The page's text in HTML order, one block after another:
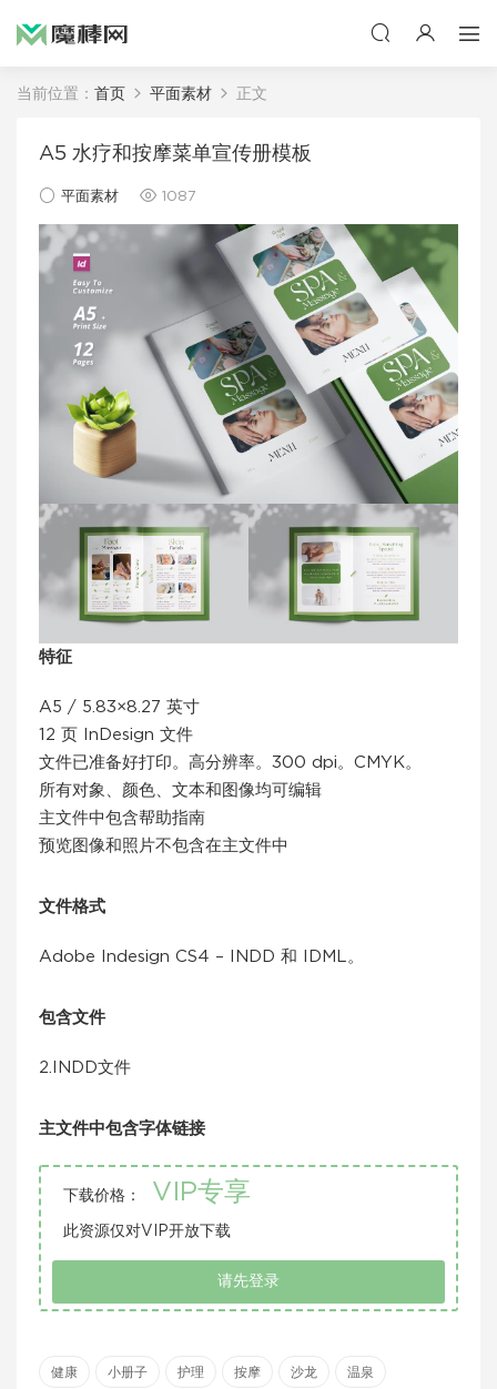
当前位置： 首页 平面素材 正文
A5 水疗和按摩菜单宣传册模板
平面素材 1087
特征
A5 / 5.83×8.27 英寸
12 页 InDesign 文件
文件已准备好打印。高分辨率。300 dpi。CMYK。
所有对象、颜色、文本和图像均可编辑
主文件中包含帮助指南
预览图像和照片不包含在主文件中
文件格式
Adobe Indesign CS4 – INDD 和 IDML。
包含文件
2.INDD文件
主文件中包含字体链接
下载价格： VIP专享
此资源仅对VIP开放下载
请先登录
健康 小册子 护理 按摩 沙龙 温泉